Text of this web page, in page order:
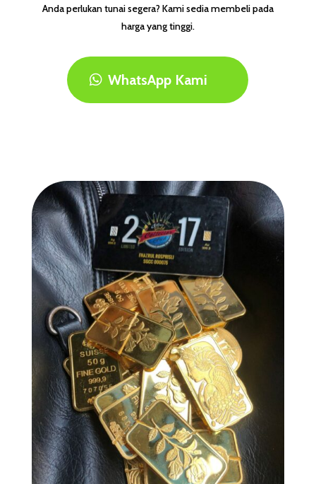
Anda perlukan tunai segera? Kami sedia membeli pada
harga yang tinggi.
WhatsApp Kami